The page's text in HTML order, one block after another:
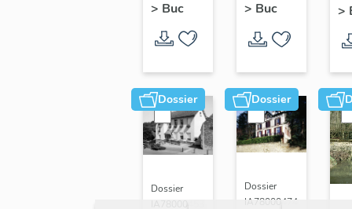
> Buc
> Buc
>
Dossier
Dossier
Dossier
Dossier
IA78000474